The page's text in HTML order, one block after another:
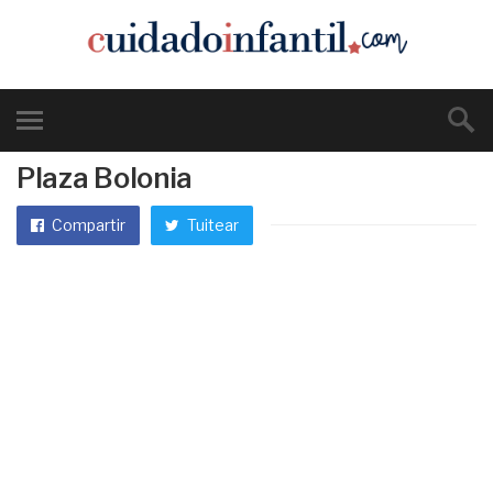
Plaza Bolonia
Compartir Tuitear